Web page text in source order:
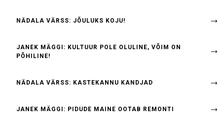
NÄDALA VÄRSS: JÕULUKS KOJU!
JANEK MÄGGI: KULTUUR POLE OLULINE, VÕIM ON
PÕHILINE!
NÄDALA VÄRSS: KASTEKANNU KANDJAD
JANEK MÄGGI: PIDUDE MAINE OOTAB REMONTI